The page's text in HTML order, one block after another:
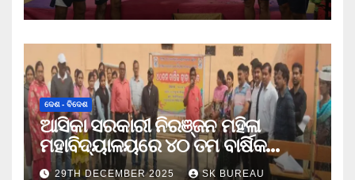
ଦେଶ - ବିଦେଶ
ଆସିକା ସରକାରୀ ନିରଞ୍ଜନ ମହିଳା
ମହାବିଦ୍ୟାଳୟରେ ୪୦ ତମ ବାର୍ଷିକ
କ୍ରୀଡା ଉତ୍ସବ
29TH DECEMBER 2025 SK BUREAU